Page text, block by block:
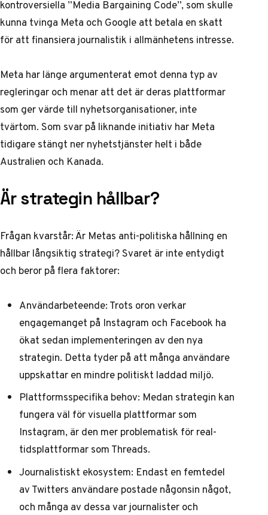
kontroversiella ”Media Bargaining Code”, som skulle
kunna tvinga Meta och Google att betala en skatt
för att finansiera journalistik i allmänhetens intresse.
Meta har länge argumenterat emot denna typ av
regleringar och menar att det är deras plattformar
som ger värde till nyhetsorganisationer, inte
tvärtom. Som svar på liknande initiativ har Meta
tidigarestängt ner nyhetstjänster helt i både
Australien och Kanada.
Är strategin hållbar?
Frågan kvarstår: Är Metas anti-politiska hållning en
hållbar långsiktig strategi? Svaret är inte entydigt
och beror på flera faktorer:
Användarbeteende: Trots oron verkar
engagemanget på Instagram och Facebook ha
ökat sedan implementeringen av den nya
strategin. Detta tyder på att många användare
uppskattar en mindre politiskt laddad miljö.
Plattformsspecifika behov: Medan strategin kan
fungera väl för visuella plattformar som
Instagram, är den mer problematisk för real-
tidsplattformar som Threads.
Journalistiskt ekosystem: Endast en femtedel
av Twitters användare postade någonsin något,
och många av dessa var journalister och